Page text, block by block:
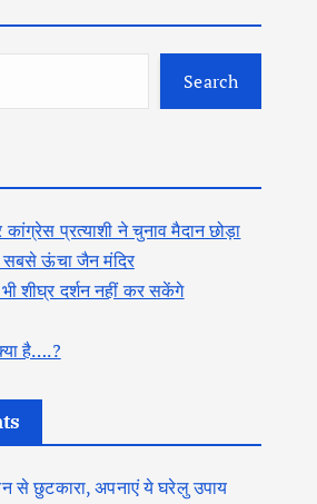
Search
कांग्रेस प्रत्याशी ने चुनाव मैदान छोड़ा
सबसे ऊंचा जैन मंदिर
शीघ्र दर्शन नहीं कर सकेंगे
है….?
से छुटकारा, अपनाएं ये घरेलु उपाय